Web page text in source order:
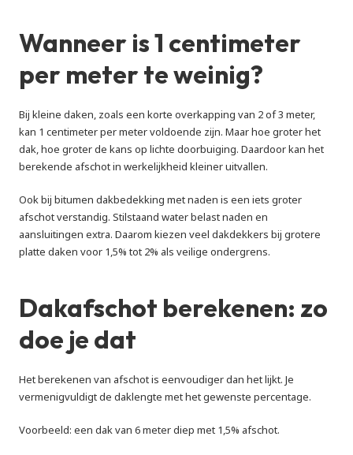
Wanneer is 1 centimeter
per meter te weinig?
Bij kleine daken, zoals een korte overkapping van 2 of 3 meter,
kan 1 centimeter per meter voldoende zijn. Maar hoe groter het
dak, hoe groter de kans op lichte doorbuiging. Daardoor kan het
berekende afschot in werkelijkheid kleiner uitvallen.
Ook bij bitumen dakbedekking met naden is een iets groter
afschot verstandig. Stilstaand water belast naden en
aansluitingen extra. Daarom kiezen veel dakdekkers bij grotere
platte daken voor 1,5% tot 2% als veilige ondergrens.
Dakafschot berekenen: zo
doe je dat
Het berekenen van afschot is eenvoudiger dan het lijkt. Je
vermenigvuldigt de daklengte met het gewenste percentage.
Voorbeeld: een dak van 6 meter diep met 1,5% afschot.